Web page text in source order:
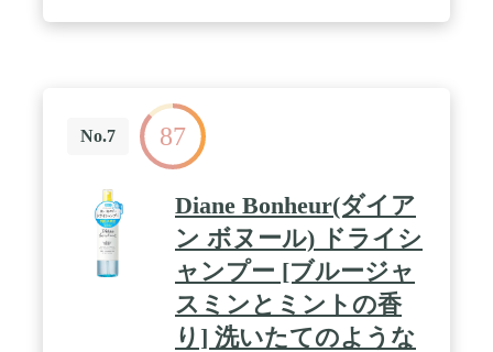
No.7 87
Diane Bonheur(ダイア
ン ボヌール) ドライシ
ャンプー [ブルージャ
スミンとミントの香
り] 洗いたてのような